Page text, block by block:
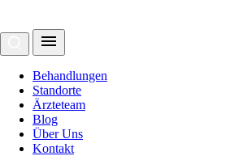
Behandlungen
Standorte
Ärzteteam
Blog
Über Uns
Kontakt